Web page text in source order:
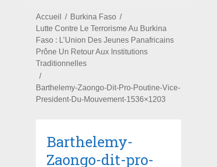
Accueil
Burkina Faso
Lutte Contre Le Terrorisme Au Burkina
Faso : L’Union Des Jeunes Panafricains
Prône Un Retour Aux Institutions
Traditionnelles
Barthelemy-Zaongo-Dit-Pro-Poutine-Vice-
President-Du-Mouvement-1536×1203
Barthelemy-
Zaongo-dit-pro-